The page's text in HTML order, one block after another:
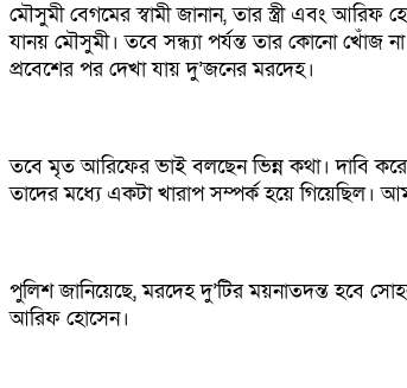
মৌসুমী বেগমের স্বামী জানান, তার স্ত্রী এবং
যানয় মৌসুমী। তবে সন্ধ্যা পর্যন্ত তার কোনো খোঁজ
প্রবেশের পর দেখা যায় দু’জনের মরদেহ।
তবে মৃত আরিফের ভাই বলছেন ভিন্ন কথা। দাবি
তাদের মধ্যে একটা খারাপ সম্পর্ক হয়ে
পুলিশ জানিয়েছে, মরদেহ দু’টির ময়নাতদন্ত হবে
আরিফ হোসেন।